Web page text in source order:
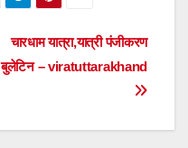
चारधाम यात्रा,यात्री पंजीकरण
बुलेटिन – viratuttarakhand